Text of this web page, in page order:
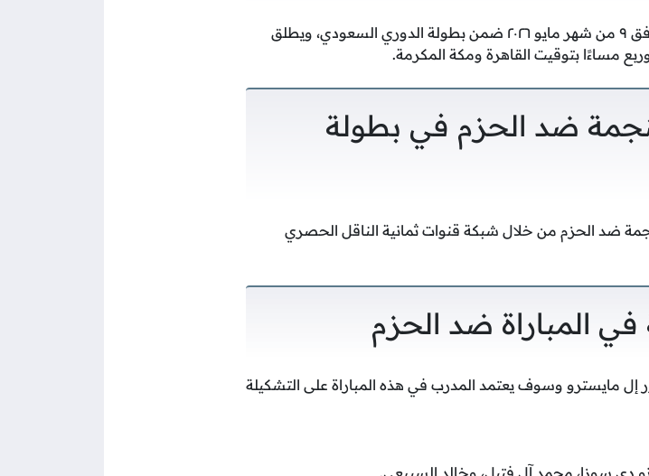
سوف تقام مباراة النجمة ضد الحزم يوم السبت الموافق ٩ من شهر مايو ٢٠٢٦ ضمن بطولة الدوري السعودي، ويطلق
مساءًا بتوقيت القاهرة ومكة المكرمة.
النجمة ضد الحزم في بطولة
ضد الحزم من خلال شبكة قنوات ثمانية الناقل الحصري
المباراة ضد الحزم
إل مايسترو وسوف يعتمد المدرب في هذه المباراة على التشكيلة